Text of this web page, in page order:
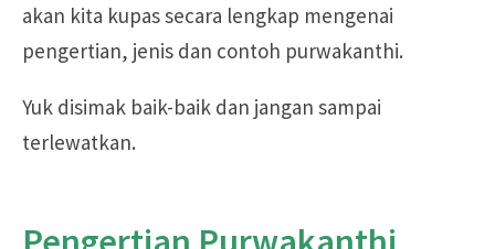
akan kita kupas secara lengkap mengenai
pengertian, jenis dan contoh purwakanthi.
Yuk disimak baik-baik dan jangan sampai
terlewatkan.